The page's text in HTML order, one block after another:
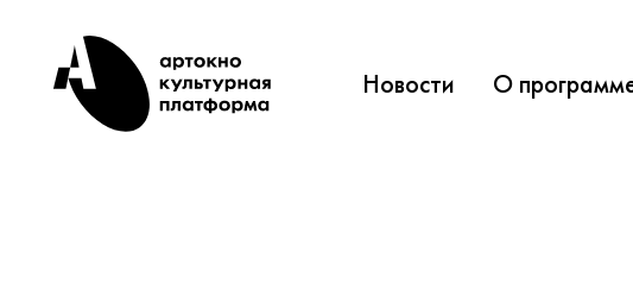
Новости О